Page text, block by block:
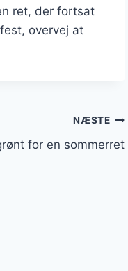
ret, der fortsat
overvej at
NÆSTE
for en sommerret